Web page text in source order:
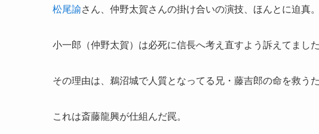
松尾諭さん、仲野太賀さんの掛け合いの演技、ほんとに迫真。
小一郎（仲野太賀）は必死に信長へ考え直すよう訴えてました
その理由は、鵜沼城で人質となってる兄・藤吉郎の命を救うた
これは斎藤龍興が仕組んだ罠。